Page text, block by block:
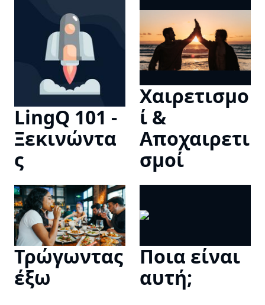
LingQ 101 -
Ξεκινώντα
ς
Χαιρετισμο
ί &
Αποχαιρετι
σμοί
Τρώγωντας
έξω
Ποια είναι
αυτή;